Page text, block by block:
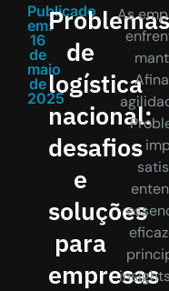
Publicado
em:
16
de
maio
de
2025
Problemas
de
logística
nacional:
desafios
e
soluções
para
empresas
As